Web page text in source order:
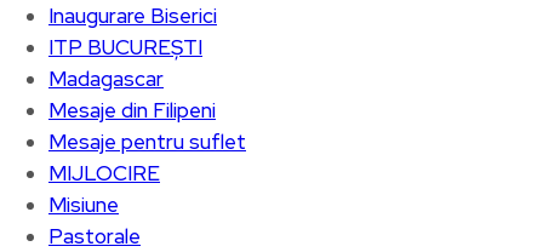
Inaugurare Biserici
ITP BUCUREȘTI
Madagascar
Mesaje din Filipeni
Mesaje pentru suflet
MIJLOCIRE
Misiune
Pastorale